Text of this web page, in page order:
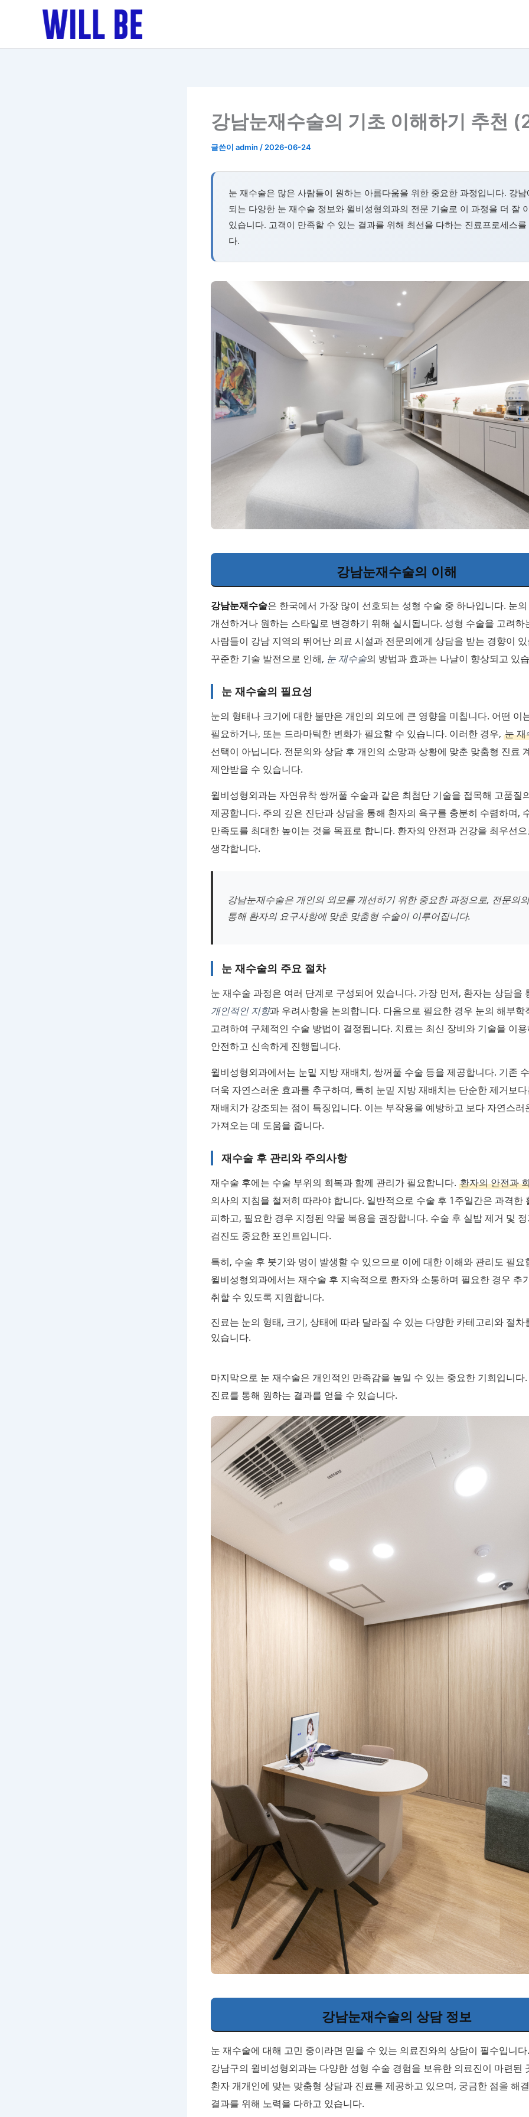
강남눈재수술의 기초 이해하기 추천
글쓴이 admin / 2026-06-24
눈 재수술은 많은 사람들이 원하는 아름다움을 위한 중요한 과정입니다. 강
되는 다양한 눈 재수술 정보와 윌비성형외과의 전문 기술로 이 과정을 더 잘
있습니다. 고객이 만족할 수 있는 결과를 위해 최선을 다하는 진료프로세스
다.
강남눈재수술의 이해
강남눈재수술은 한국에서 가장 많이 선호되는 성형 수술 중 하나입니다. 눈
개선하거나 원하는 스타일로 변경하기 위해 실시됩니다. 성형 수술을 고려하
사람들이 강남 지역의 뛰어난 의료 시설과 전문의에게 상담을 받는 경향이
꾸준한 기술 발전으로 인해, 눈 재수술의 방법과 효과는 나날이 향상되고 있
눈 재수술의 필요성
눈의 형태나 크기에 대한 불만은 개인의 외모에 큰 영향을 미칩니다. 어떤 이
필요하거나, 또는 드라마틱한 변화가 필요할 수 있습니다. 이러한 경우, 눈 재
선택이 아닙니다. 전문의와 상담 후 개인의 소망과 상황에 맞춘 맞춤형 진료
제안받을 수 있습니다.
윌비성형외과는 자연유착 쌍꺼풀 수술과 같은 최첨단 기술을 접목해 고품질
제공합니다. 주의 깊은 진단과 상담을 통해 환자의 욕구를 충분히 수렴하며,
만족도를 최대한 높이는 것을 목표로 합니다. 환자의 안전과 건강을 최우선
생각합니다.
강남눈재수술은 개인의 외모를 개선하기 위한 중요한 과정으로, 전문의
통해 환자의 요구사항에 맞춘 맞춤형 수술이 이루어집니다.
눈 재수술의 주요 절차
눈 재수술 과정은 여러 단계로 구성되어 있습니다. 가장 먼저, 환자는 상담을
개인적인 지향과 우려사항을 논의합니다. 다음으로 필요한 경우 눈의 해부학
고려하여 구체적인 수술 방법이 결정됩니다. 치료는 최신 장비와 기술을 이
안전하고 신속하게 진행됩니다.
윌비성형외과에서는 눈밑 지방 재배치, 쌍꺼풀 수술 등을 제공합니다. 기존
더욱 자연스러운 효과를 추구하며, 특히 눈밑 지방 재배치는 단순한 제거보
재배치가 강조되는 점이 특징입니다. 이는 부작용을 예방하고 보다 자연스러
가져오는 데 도움을 줍니다.
재수술 후 관리와 주의사항
재수술 후에는 수술 부위의 회복과 함께 관리가 필요합니다. 환자의 안전과
의사의 지침을 철저히 따라야 합니다. 일반적으로 수술 후 1주일간은 과격한
피하고, 필요한 경우 지정된 약물 복용을 권장합니다. 수술 후 실밥 제거 및
검진도 중요한 포인트입니다.
특히, 수술 후 붓기와 멍이 발생할 수 있으므로 이에 대한 이해와 관리도 필요
윌비성형외과에서는 재수술 후 지속적으로 환자와 소통하며 필요한 경우 추
취할 수 있도록 지원합니다.
진료는 눈의 형태, 크기, 상태에 따라 달라질 수 있는 다양한 카테고리와 절차
있습니다.
마지막으로 눈 재수술은 개인적인 만족감을 높일 수 있는 중요한 기회입니다
진료를 통해 원하는 결과를 얻을 수 있습니다.
강남눈재수술의 상담 정보
눈 재수술에 대해 고민 중이라면 믿을 수 있는 의료진와의 상담이 필수입니
강남구의 윌비성형외과는 다양한 성형 수술 경험을 보유한 의료진이 마련된
환자 개개인에 맞는 맞춤형 상담과 진료를 제공하고 있으며, 궁금한 점을 해
결과를 위해 노력을 다하고 있습니다.